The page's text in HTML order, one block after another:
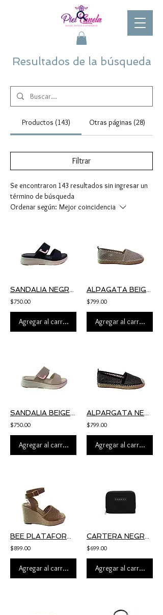
Resultados de la búsqueda
Productos (143) Otras páginas (28)
Filtrar
Se encontraron 143 resultados sin ingresar un
término de búsqueda
Ordenar según: Mejor coincidencia
SANDALIA NEGRA BUDA HISPANA
$750.00
Agregar al carrito
ALPAGATA BEIGE LORE EFE
$799.00
Agregar al carrito
SANDALIA BEIGE BUDA HISPANA
$750.00
Agregar al carrito
ALPARGATA NEGRA LORE EFE
$799.00
Agregar al carrito
BEE PLATAFORMAS EFE
$899.00
Agregar al carrito
CARTERA NEGRO GORETT PANTH
$699.00
Agregar al carrito